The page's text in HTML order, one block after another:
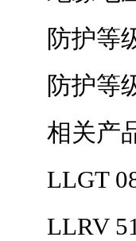
防护等
防护等
相关产
LLGT
LLRV